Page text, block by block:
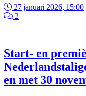
27 januari 2026, 15:00
2
Start- en
en met 30